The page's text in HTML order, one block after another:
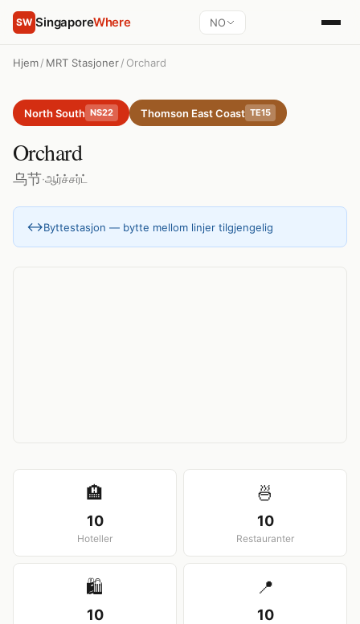
SW SingaporeWhere NO
Hjem/ MRT Stasjoner/ Orchard
North South NS22 Thomson East Coast TE15
Orchard
乌节·ஆர்ச்சர்ட்
↔Byttestasjon — bytte mellom linjer tilgjengelig
🏨
10
Hoteller
🍜
10
Restauranter
🛍️
10
📍
10